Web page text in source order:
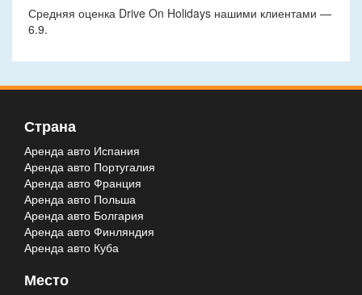
Средняя оценка Drive On Holidays нашими клиентами —
6.9.
Страна
Аренда авто Испания
Аренда авто Португалия
Аренда авто Франция
Аренда авто Польша
Аренда авто Болгария
Аренда авто Финляндия
Аренда авто Куба
Место